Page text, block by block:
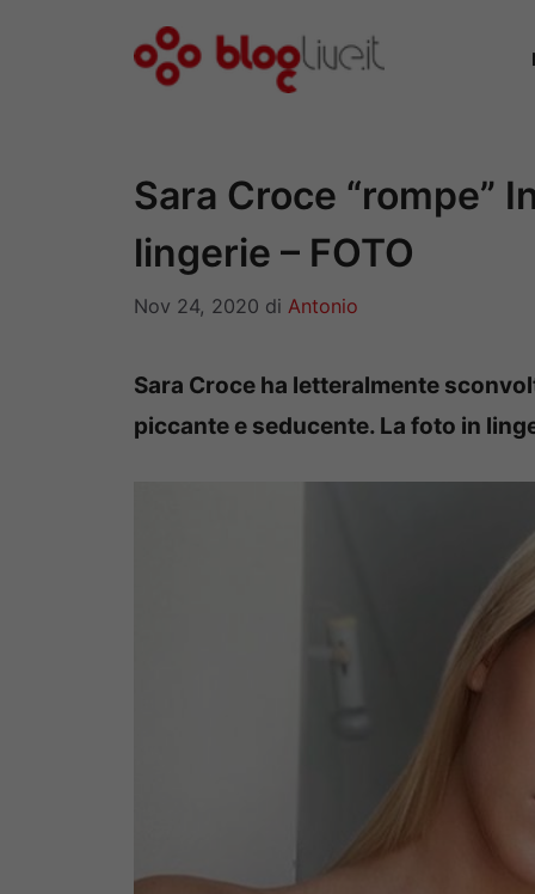
Sara Croce “rompe”
lingerie – FOTO
Nov 24, 2020 di Antonio
Sara Croce ha letteralmente
piccante e seducente. La foto in